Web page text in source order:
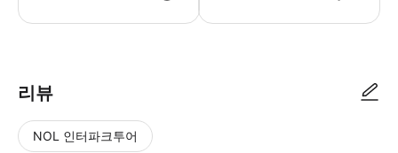
리뷰
NOL 인터파크투어